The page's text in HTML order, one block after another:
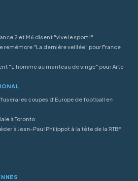
2 et M6 disent "vive le sport !"
remémore "La dernière veillée" pour France
"L’homme au manteau de singe" pour Arte
les coupes d’Europe de football en
à Toronto
à Jean-Paul Philippot à la tête de la RTBF